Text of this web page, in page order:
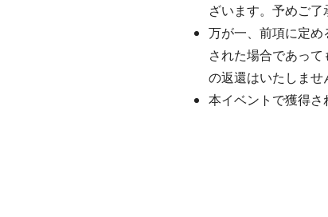
ざいます。予めご了
万が一、前項に定
された場合であっ
の返還はいたしませ
本イベントで獲得さ